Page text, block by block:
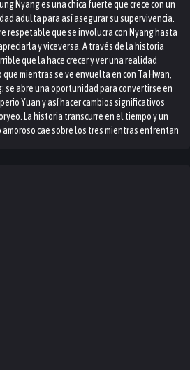
Nyang es una chica fuerte que crece con un
adulta para así asegurar su supervivencia.
respetable que se involucra con Nyang hasta
y viceversa. A través de la historia
que la hace crecer y ver una realidad
mientras se ve envuelta en con Ta Hwan,
se abre una oportunidad para convertirse en
Yuan y así hacer cambios significativos
La historia transcurre en el tiempo y un
cae sobre los tres mientras enfrentan